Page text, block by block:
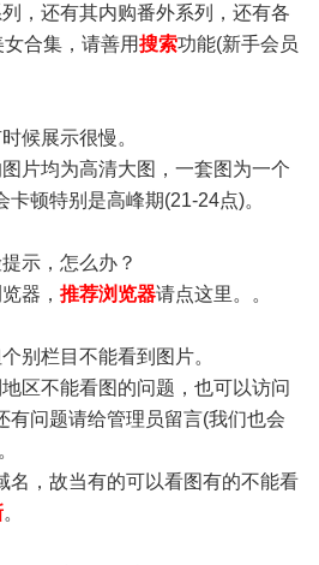
，还有其内购番外系列，还有各
合集，请善用搜索功能(新手会员
候展示很慢。
片均为高清大图，一套图为一个
顿特别是高峰期(21-24点)。
示，怎么办？
器， 推荐浏览器请点这里。。
别栏目不能看到图片。
区不能看图的问题，也可以访问
有问题请给管理员留言(我们也会
，故当有的可以看图有的不能看
。